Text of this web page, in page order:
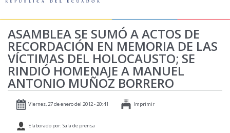
LA ASAMBLEA
LEGISLAMOS
FISCALIZAMOS
TRANSPARENCIA
PRENSA
RELACIONES INTERNACIONALES
ASAMBLEA SE SUMÓ A ACTOS DE
RECORDACIÓN EN MEMORIA DE LAS
VÍCTIMAS DEL HOLOCAUSTO; SE
RINDIÓ HOMENAJE A MANUEL
ANTONIO MUÑOZ BORRERO
Viernes, 27 de enero del 2012 - 20:41 Imprimir
Elaborado por: Sala de prensa